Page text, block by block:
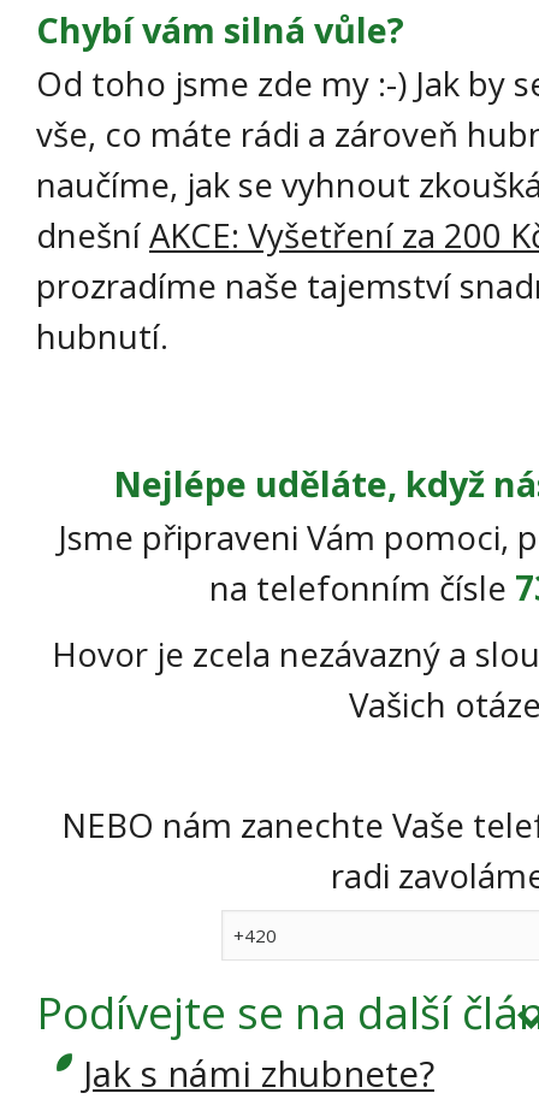
Chybí vám silná vůle?
Od toho jsme zde my :-) Jak by
vše, co máte rádi a zároveň
naučíme, jak se vyhnout
dnešníAKCE: Vyšetření za 200
prozradíme naše tajemství
hubnutí.
Nejlépe uděláte, když
Jsme připraveni Vám pomoci,
na telefonním čísle
Hovor je zcela nezávazný a
Vašich
NEBO nám zanechte Vaše
radi
Podívejte se na další
Jak s námi zhubnete?